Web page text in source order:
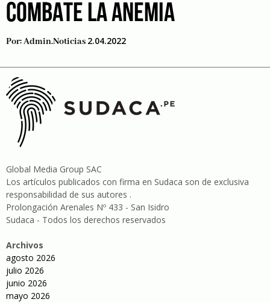
COMBATE LA ANEMIA
Por:Admin.noticias 2.04.2022
Global Media Group SAC
Los artículos publicados con firma en Sudaca son de exclusiva
responsabilidad de sus autores .
Prolongación Arenales Nº 433 - San Isidro
Sudaca - Todos los derechos reservados
Archivos
agosto 2026
julio 2026
junio 2026
mayo 2026